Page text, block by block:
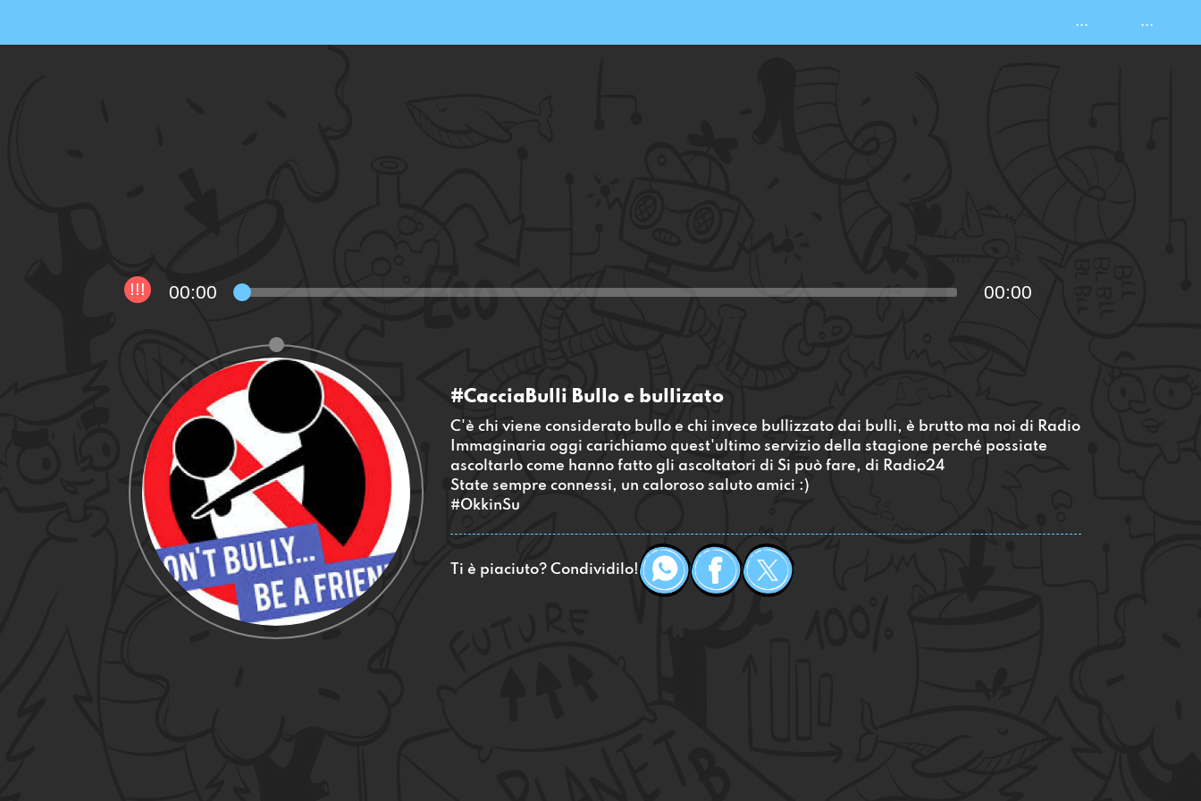
... ...
!!! 00:00 00:00
#CacciaBulli Bullo e bullizato
C'è chi viene considerato bullo e chi invece bullizzato dai bulli, è brutto ma noi di Radio
Immaginaria oggi carichiamo quest'ultimo servizio della stagione perché possiate
ascoltarlo come hanno fatto gli ascoltatori di Si può fare, di Radio24
State sempre connessi, un caloroso saluto amici :)
#OkkinSu
Ti è piaciuto? Condividilo!